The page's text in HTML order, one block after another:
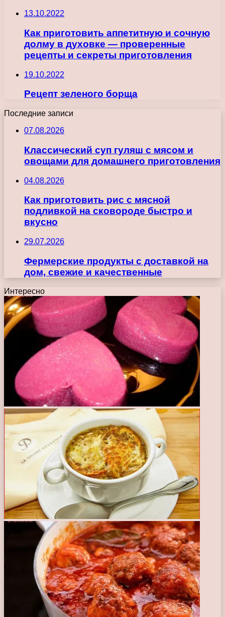
13.10.2022
Как приготовить аппетитную и сочную
долму в духовке — проверенные
рецепты и секреты приготовления
19.10.2022
Рецепт зеленого борща
Последние записи
07.08.2026
Классический суп гуляш с мясом и
овощами для домашнего приготовления
04.08.2026
Как приготовить рис с мясной
подливкой на сковороде быстро и
вкусно
29.07.2026
Фермерские продукты с доставкой на
дом, свежие и качественные
Интересно